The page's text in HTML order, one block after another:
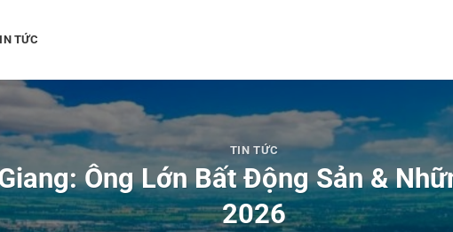
TỨC
TIN TỨC
Ông Lớn Bất Động Sản &
2026